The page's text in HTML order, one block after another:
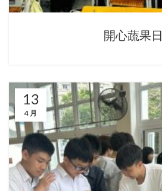
開心蔬果日
13
4 月